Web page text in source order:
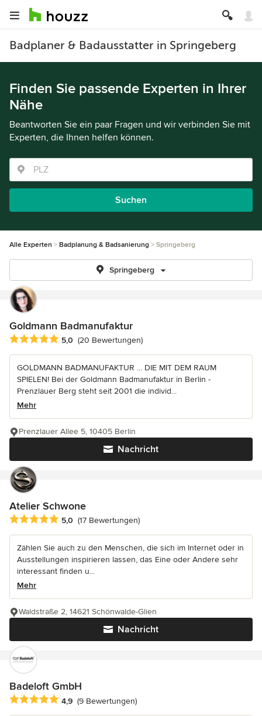
Badplaner & Badausstatter in Springeberg
Finden Sie passende Experten in Ihrer
Nähe
Beantworten Sie ein paar Fragen und wir verbinden Sie mit
Experten, die Ihnen helfen können.
Suchen
Alle Experten Badplanung & Badsanierung Springeberg
Springeberg
Goldmann Badmanufaktur
Durchschnittliche Bewertung: 5 von 5 Sternen
5,0 (20 Bewertungen)
GOLDMANN BADMANUFAKTUR ... DIE MIT DEM RAUM
SPIELEN! Bei der Goldmann Badmanufaktur in Berlin -
Prenzlauer Berg steht seit 2001 die individ...
Mehr
Nachricht
Prenzlauer Allee 5, 10405 Berlin
Atelier Schwone
Durchschnittliche Bewertung: 5 von 5 Sternen
5,0 (17 Bewertungen)
Zählen Sie auch zu den Menschen, die sich im Internet oder in
Ausstellungen inspirieren lassen, das Eine oder Andere sehr
interessant finden u...
Mehr
Nachricht
Waldstraße 2, 14621 Schönwalde-Glien
Badeloft GmbH
Durchschnittliche Bewertung: 4.9 von 5 Sternen
4,9 (9 Bewertungen)